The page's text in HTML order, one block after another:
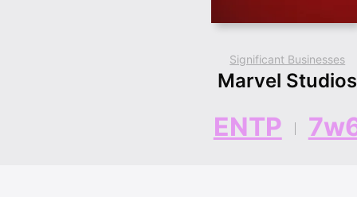
Significant Businesses
Marvel Studios
ENTP